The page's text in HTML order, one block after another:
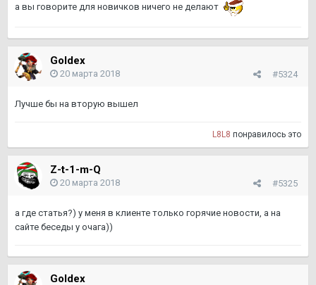
а вы говорите для новичков ничего не делают
Goldex
#5324
20 марта 2018
Лучше бы на вторую вышел
L8L8 понравилось это
Z-t-1-m-Q
#5325
20 марта 2018
а где статья?) у меня в клиенте только горячие новости, а на
сайте беседы у очага))
Goldex